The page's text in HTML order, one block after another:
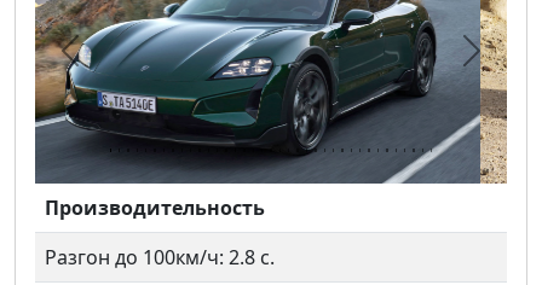
Предыдущий
Производительность
Разгон до 100км/ч: 2.8 с.